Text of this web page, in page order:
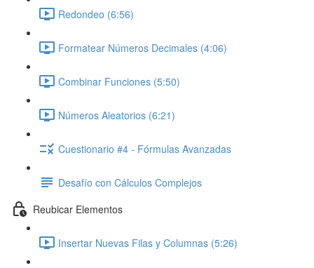
Redondeo (6:56)
Formatear Números Decimales (4:06)
Combinar Funciones (5:50)
Números Aleatorios (6:21)
Cuestionario #4 - Fórmulas Avanzadas
Desafío con Cálculos Complejos
Reubicar Elementos
Insertar Nuevas Filas y Columnas (5:26)